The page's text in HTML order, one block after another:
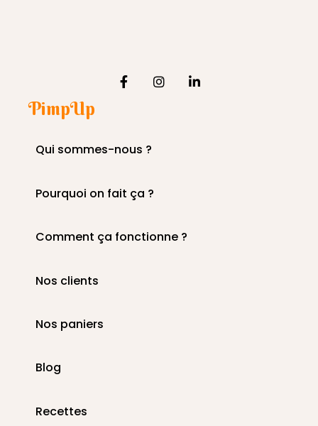
PimpUp
Qui sommes-nous ?
Pourquoi on fait ça ?
Comment ça fonctionne ?
Nos clients
Nos paniers
Blog
Recettes